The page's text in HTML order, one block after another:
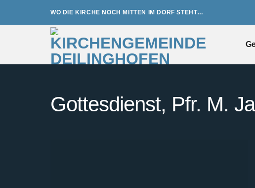
WO DIE KIRCHE NOCH MITTEN IM DORF STEHT…
Gottesdienst, Pfr. M.